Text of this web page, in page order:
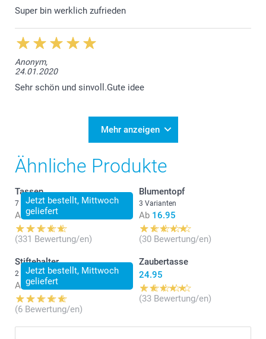
Super bin werklich zufrieden
Anonym,
24.01.2020
Sehr schön und sinvoll.Gute idee
Mehr anzeigen
Ähnliche Produkte
Jetzt bestellt, Mittwoch
geliefert
Tassen
7 Varianten
Ab 14.95
(331 Bewertung/en)
Blumentopf
3 Varianten
Ab 16.95
(30 Bewertung/en)
Jetzt bestellt, Mittwoch
geliefert
Stiftehalter
2 Varianten
Ab 18.95
(6 Bewertung/en)
Zaubertasse
24.95
(33 Bewertung/en)